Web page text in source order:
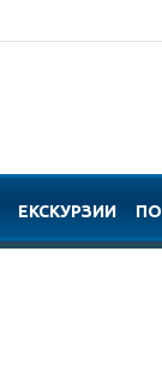
ЕКСКУРЗИИ